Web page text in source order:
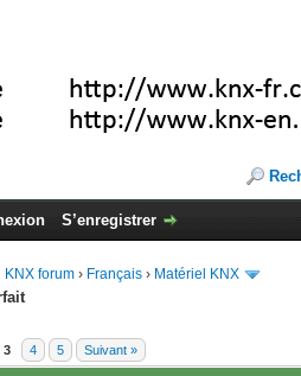
S’enregistrer
KNX forum › Français › Matériel KNX
3 4 5 Suivant »